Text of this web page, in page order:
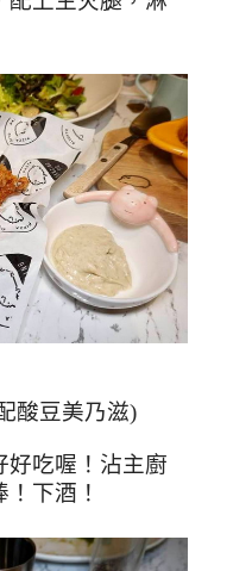
酸豆美乃滋)
好吃喔！沾主廚
下酒！